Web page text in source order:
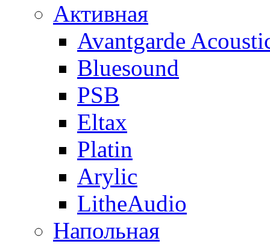
Активная
Avantgarde
Bluesound
PSB
Eltax
Platin
Arylic
LitheAudio
Напольная